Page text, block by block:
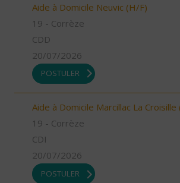
Aide à Domicile Neuvic (H/F)
19 - Corrèze
CDD
20/07/2026
POSTULER
Aide à Domicile Marcillac La Croisille
19 - Corrèze
CDI
20/07/2026
POSTULER